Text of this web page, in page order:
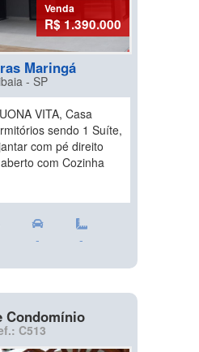
Venda
R$ 1.390.000
Maringá
- SP
VITA, Casa
sendo 1 Suíte,
com pé direito
com Cozinha
- -
Condomínio
C513